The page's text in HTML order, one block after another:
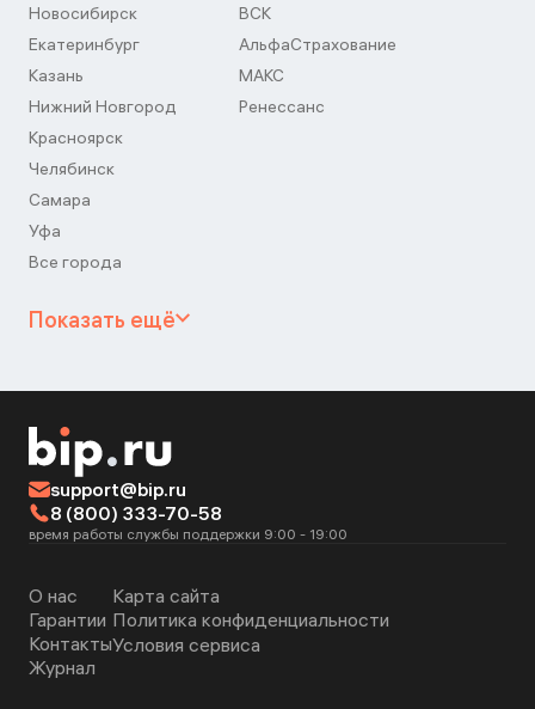
Новосибирск
Екатеринбург
Казань
Нижний Новгород
Красноярск
Челябинск
Самара
Уфа
Все города
ВСК
АльфаСтрахование
МАКС
Ренессанс
Показать ещё
support@bip.ru
8 (800) 333-70-58
время работы службы поддержки 9:00 - 19:00
О нас
Гарантии
Контакты
Журнал
Карта сайта
Политика конфиденциальности
Условия сервиса